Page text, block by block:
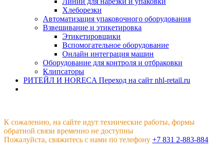
Хлеборезки
Автоматизация упаковочного оборудования
Взвешивание и этикетировка
Этикетировщики
Вспомогательное оборудование
Онлайн интеграция машин
Оборудование для контроля и отбраковки
Клипсаторы
РИТЕЙЛ И HORECAПереход на сайт nhl-retail.ru
К сожалению, на сайте идут технические работы, формы
обратной связи временно не доступны
Пожалуйста, свяжитесь с нами по телефону +7 831 2-883-884